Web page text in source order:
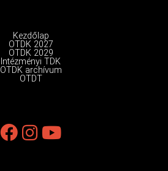
Kezdőlap
OTDK 2027
OTDK 2029
Intézményi TDK
OTDK archívum
OTDT